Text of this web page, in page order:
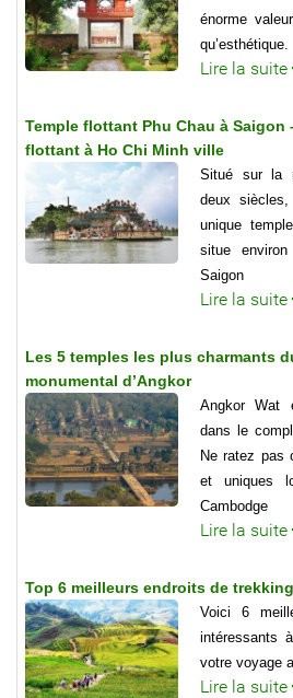
énorme
qu’esthétique.
Lire la suite
Temple flottant Phu Chau à Saigon
flottant à Ho Chi Minh ville
Situé sur la
deux
unique
situe
Saigon
Lire la suite
Les 5 temples les plus charmants
monumental d’Angkor
Angkor Wat
dans le
Ne ratez pas
et uniques
Cambodge
Lire la suite
Top 6 meilleurs endroits de
Voici 6
intéressants
votre voyage
Lire la suite